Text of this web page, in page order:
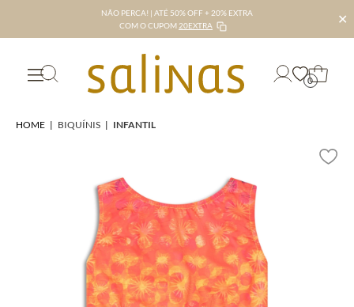
NÃO PERCA! | ATÉ 50% OFF + 20% EXTRA
COM O CUPOM 20EXTRA ✕
0
HOME | BIQUÍNIS | INFANTIL